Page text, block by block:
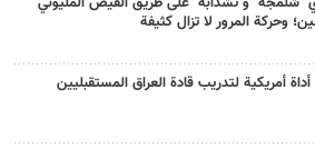
وحركة المرور لا تزال كثيفة
أمريكية لتدريب قادة العراق المستقبليين